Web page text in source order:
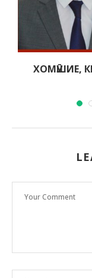
ХОМӮШИЕ,